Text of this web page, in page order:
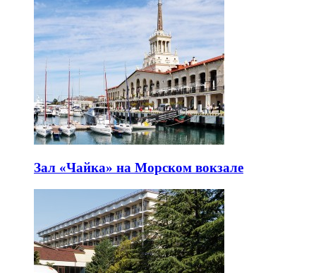
Зал «Чайка» на Морском вокзале